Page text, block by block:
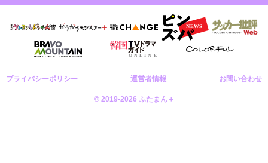
プライバシーポリシー 運営者情報 お問い合わせ
© 2019-2026 ふたまん＋